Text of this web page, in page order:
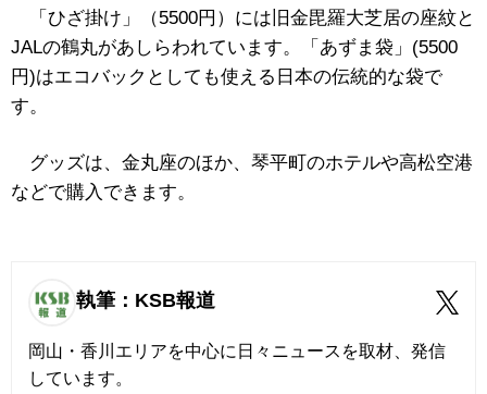
「ひざ掛け」（5500円）には旧金毘羅大芝居の座紋と
JALの鶴丸があしらわれています。「あずま袋」(5500
円)はエコバックとしても使える日本の伝統的な袋で
す。
グッズは、金丸座のほか、琴平町のホテルや高松空港
などで購入できます。
執筆：KSB報道
岡山・香川エリアを中心に日々ニュースを取材、発信
しています。